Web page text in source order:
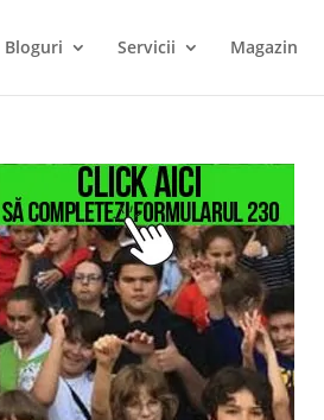
Bloguri Servicii Magazin